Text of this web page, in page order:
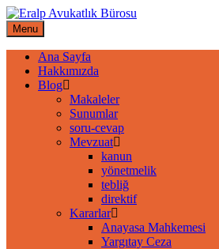
Skip
to
content
Menu
Ana Sayfa
Hakkımızda
Blog
Makaleler
Sunumlar
soru-cevap
Mevzuat
kanun
yönetmelik
tebliğ
direktif
Kararlar
Anayasa Mahkemesi
Yargıtay Ceza